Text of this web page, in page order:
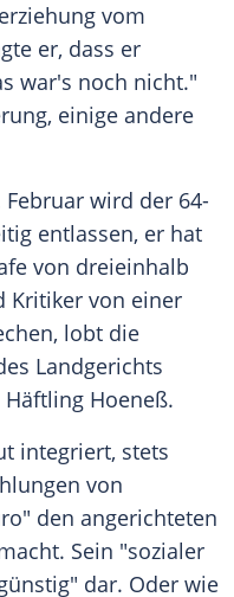
vom
er, dass er
war's noch nicht."
einige andere
wird der 64-
entlassen, er hat
von dreieinhalb
Kritiker von einer
lobt die
Landgerichts
Hoeneß.
integriert, stets
von
den angerichteten
Sein "sozialer
dar. Oder wie